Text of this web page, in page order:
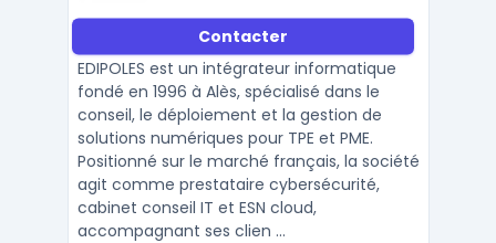
Contacter
EDIPOLES est un intégrateur informatique
fondé en 1996 à Alès, spécialisé dans le
conseil, le déploiement et la gestion de
solutions numériques pour TPE et PME.
Positionné sur le marché français, la société
agit comme prestataire cybersécurité,
cabinet conseil IT et ESN cloud,
accompagnant ses clien ...